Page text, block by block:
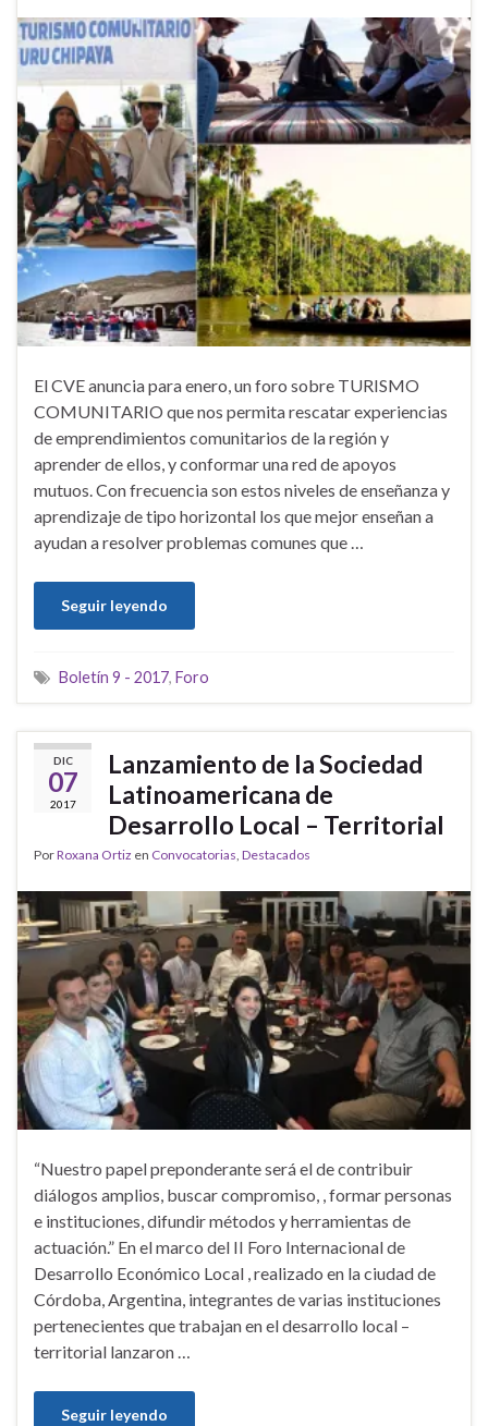
El CVE anuncia para enero, un foro sobre TURISMO
COMUNITARIO que nos permita rescatar experiencias
de emprendimientos comunitarios de la región y
aprender de ellos, y conformar una red de apoyos
mutuos. Con frecuencia son estos niveles de enseñanza y
aprendizaje de tipo horizontal los que mejor enseñan a
ayudan a resolver problemas comunes que …
Seguir leyendo
Boletín 9 - 2017, Foro
DIC
07
2017
Lanzamiento de la Sociedad
Latinoamericana de
Desarrollo Local – Territorial
PorRoxana Ortiz en Convocatorias, Destacados
“Nuestro papel preponderante será el de contribuir
diálogos amplios, buscar compromiso, , formar personas
e instituciones, difundir métodos y herramientas de
actuación.” En el marco del II Foro Internacional de
Desarrollo Económico Local , realizado en la ciudad de
Córdoba, Argentina, integrantes de varias instituciones
pertenecientes que trabajan en el desarrollo local –
territorial lanzaron …
Seguir leyendo